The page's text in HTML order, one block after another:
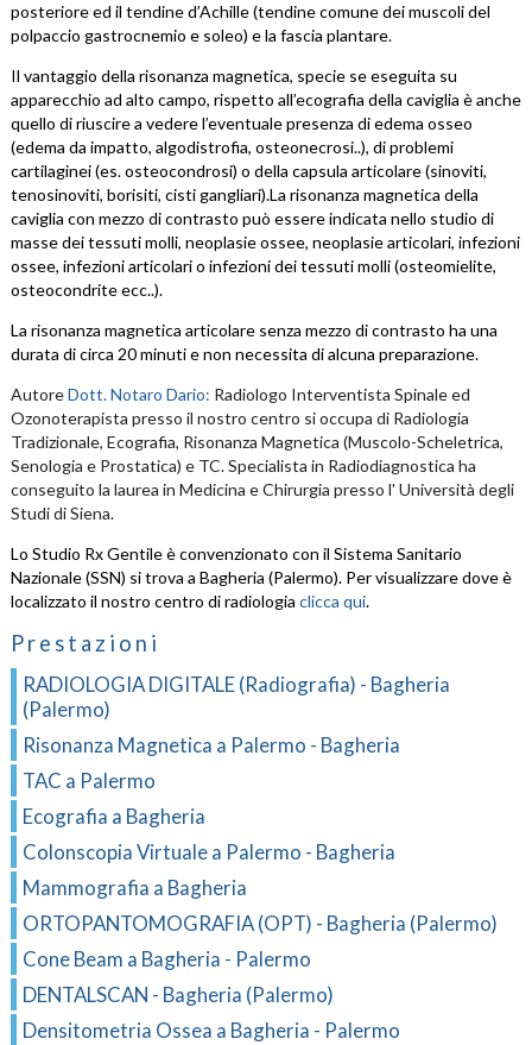
posteriore ed il tendine d’Achille (tendine comune dei muscoli del
polpaccio gastrocnemio e soleo) e la fascia plantare.
Il vantaggio della risonanza magnetica, specie se eseguita su
apparecchio ad alto campo, rispetto all’ecografia della caviglia è anche
quello di riuscire a vedere l’eventuale presenza di edema osseo
(edema da impatto, algodistrofia, osteonecrosi..), di problemi
cartilaginei (es. osteocondrosi) o della capsula articolare (sinoviti,
tenosinoviti, borisiti, cisti gangliari).La risonanza magnetica della
caviglia con mezzo di contrasto può essere indicata nello studio di
masse dei tessuti molli, neoplasie ossee, neoplasie articolari, infezioni
ossee, infezioni articolari o infezioni dei tessuti molli (osteomielite,
osteocondrite ecc..).
La risonanza magnetica articolare senza mezzo di contrasto ha una
durata di circa 20 minuti e non necessita di alcuna preparazione.
AutoreDott. Notaro Dario: Radiologo Interventista Spinale ed
Ozonoterapista presso il nostro centro si occupa di Radiologia
Tradizionale, Ecografia, Risonanza Magnetica (Muscolo-Scheletrica,
Senologia e Prostatica) e TC. Specialista in Radiodiagnostica ha
conseguito la laurea in Medicina e Chirurgia presso l' Università degli
Studi di Siena.
Lo Studio Rx Gentile è convenzionato con il Sistema Sanitario
Nazionale (SSN) si trova a Bagheria (Palermo). Per visualizzare dove è
localizzato il nostro centro di radiologia clicca qui.
Prestazioni
RADIOLOGIA DIGITALE (Radiografia) - Bagheria
(Palermo)
Risonanza Magnetica a Palermo - Bagheria
TAC a Palermo
Ecografia a Bagheria
Colonscopia Virtuale a Palermo - Bagheria
Mammografia a Bagheria
ORTOPANTOMOGRAFIA (OPT) - Bagheria (Palermo)
Cone Beam a Bagheria - Palermo
DENTALSCAN - Bagheria (Palermo)
Densitometria Ossea a Bagheria - Palermo